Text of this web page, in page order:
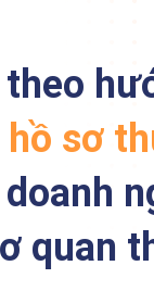
sơ
quan